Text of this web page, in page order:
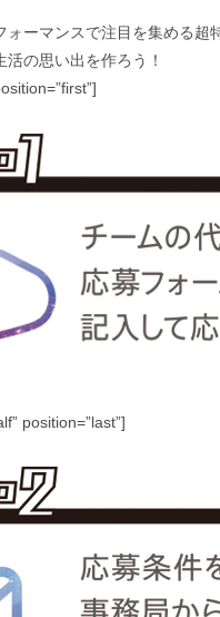
ーマンスで注目を集める
の思い出を作ろう！
position=”last”]